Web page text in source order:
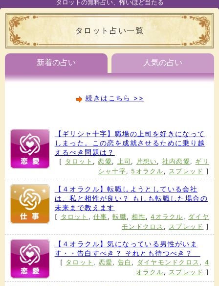
タロットの無料占い、怖いほど当たる
タロット占い一覧
新着の占い 人気の占い
続きはこちら >>
【ギリシャ十字】職場の上司を好きになって
しまった。この恋を成就させるために乗り越
えるべき問題は？
[ タロット ,恋愛, 上司 , 片想い, 社内恋愛, ギリ
シャ十字, 5オラクル , スプレッド ]
【４オラクル】転職しようとしている会社
は、私と相性が良い？ もしも転職した場合の
未来まで教えます
[ タロット ,仕事 ,転職,相性 ,4オラクル , ダイヤ
モンドクロス , スプレッド ]
【４オラクル】気になっている男性がいま
す・・告白すべき？ それとも待つべき？
[ タロット , 恋愛, 告白 , ダイヤモンドクロス , 4
オラクル , スプレッド ]